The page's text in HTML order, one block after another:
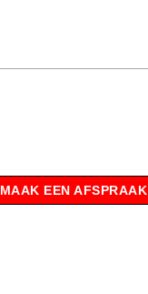
MAAK EEN AFSPRAAK